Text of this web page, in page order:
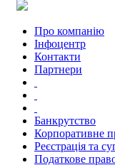
Про компанію
Інфоцентр
Контакти
Партнери
Банкрутство
Корпоративне
Реєстрація та
Податкове